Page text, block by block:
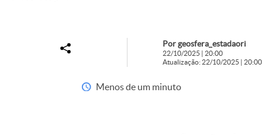
Por geosfera_estadaori
22/10/2025 | 20:00
Atualização: 22/10/2025 | 20:00
Menos de um minuto